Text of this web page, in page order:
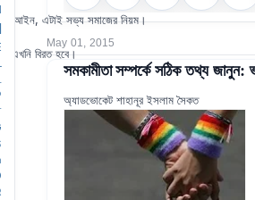
May 01, 2015
সমকামীতা সম্পর্কে সঠিক তথ্য জানুন:
অ্যাডভোকেট শাহানূর ইসলাম সৈকত
আইন, এটাই সভ্য সমাজের নিয়ম।
এখনি বিরত হবে।